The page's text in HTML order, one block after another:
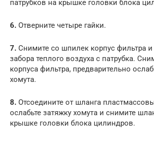
патрубков на крышке головки блока
6. Отверните четыре гайки.
7. Снимите со шпилек корпус фильтра
забора теплого воздуха с патрубка.
корпуса фильтра, предварительно
хомута.
8. Отсоедините от шланга
ослабьте затяжку хомута и снимите
крышке головки блока цилиндров.